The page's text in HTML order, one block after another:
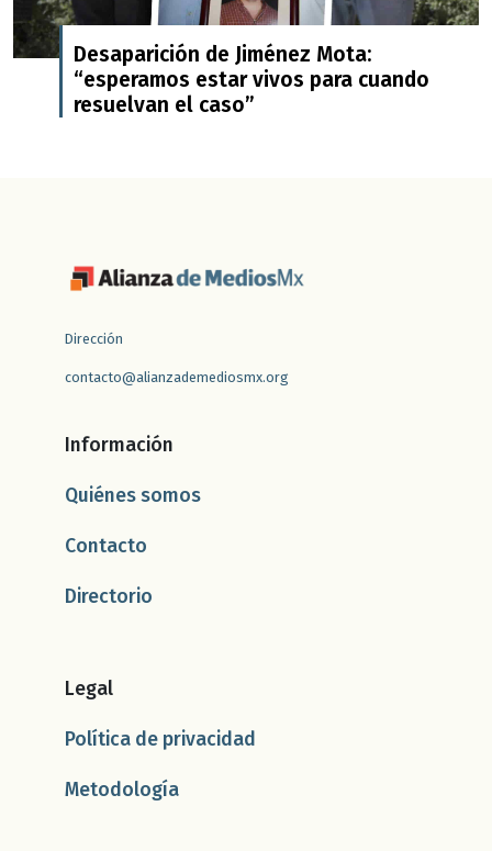
Desaparición de Jiménez Mota:
“esperamos estar vivos para cuando
resuelvan el caso”
Dirección
contacto@alianzademediosmx.org
Información
Quiénes somos
Contacto
Directorio
Legal
Política de privacidad
Metodología